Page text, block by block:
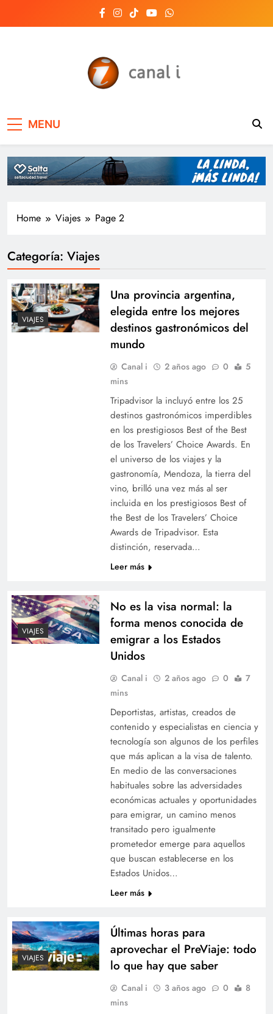
Salta, Argentina y el
mundo, las 24 horas
del día
MENU
Home Viajes Page 2
Categoría: Viajes
VIAJES
Una provincia argentina,
elegida entre los mejores
destinos gastronómicos del
mundo
Canal i 2 años ago 0
5
mins
Tripadvisor la incluyó entre los 25
destinos gastronómicos imperdibles
en los prestigiosos Best of the Best
de los Travelers’ Choice Awards. En
el universo de los viajes y la
gastronomía, Mendoza, la tierra del
vino, brilló una vez más al ser
incluida en los prestigiosos Best of
the Best de los Travelers’ Choice
Awards de Tripadvisor. Esta
distinción, reservada…
Leer más
VIAJES
No es la visa normal: la
forma menos conocida de
emigrar a los Estados
Unidos
Canal i 2 años ago 0
7
mins
Deportistas, artistas, creados de
contenido y especialistas en ciencia y
tecnología son algunos de los perfiles
que más aplican a la visa de talento.
En medio de las conversaciones
habituales sobre las adversidades
económicas actuales y oportunidades
para emigrar, un camino menos
transitado pero igualmente
prometedor emerge para aquellos
que buscan establecerse en los
Estados Unidos…
Leer más
VIAJES
Últimas horas para
aprovechar el PreViaje: todo
lo que hay que saber
Canal i 3 años ago 0
8
mins